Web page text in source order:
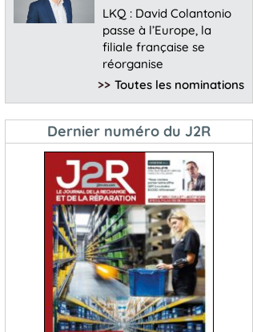
LKQ : David Colantonio
passe à l’Europe, la
filiale française se
réorganise
>> Toutes les nominations
Dernier numéro du J2R